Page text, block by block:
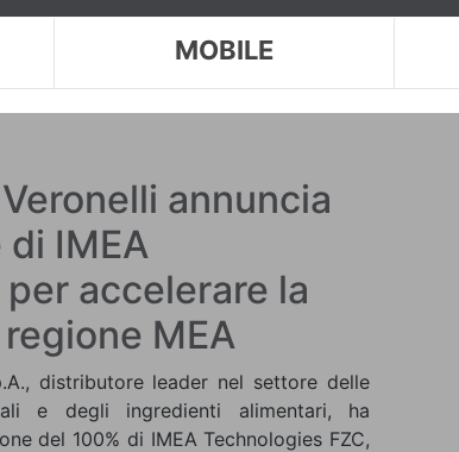
MOBILE
annuncia
IMEA
accelerare la
MEA
distributore leader nel settore delle
e degli ingredienti alimentari, ha
del 100% di IMEA Technologies FZC,